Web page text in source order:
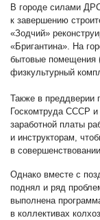
В городе силами
к завершению
«Зодчий»
«Бригантина». На
бытовые помещения
физкультурный
Также в преддверии
Госкомтруда СССР
заработной платы
и инструкторам,
в
Однако вместе с
поднял и ряд
выполнена
в коллективах